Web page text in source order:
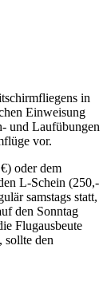
in
Einweisung
und Laufübungen
vor.
oder dem
L-Schein (250,-
samstags statt,
den Sonntag
Flugausbeute
sollte den